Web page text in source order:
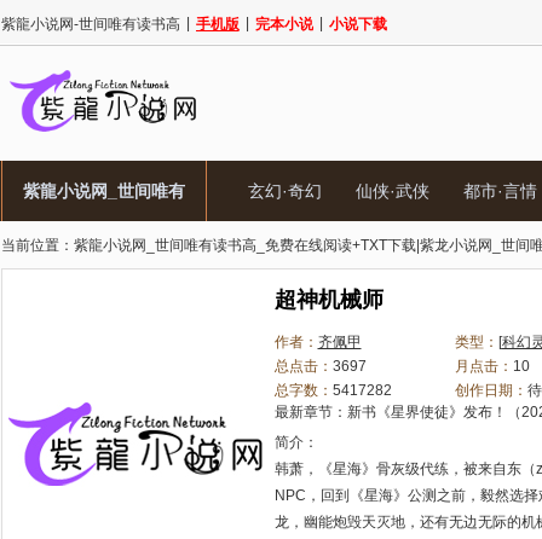
紫龍小说网-世间唯有读书高 手机版 完本小说 小说下载
紫龍小说网_世间唯有
读书高_免费在线阅读
费在线阅读+TXT下载
玄幻·奇幻 仙侠·武侠 都市·言情
当前位置： 紫龍小说网_世间唯有读书高_免费在线阅读+TXT下载|紫龙小说网_世间
超神机械师
作者： 齐佩甲 类型： [科幻
总点击： 3697 月点击： 10
总字数： 5417282 创作日期：
最新章节： 新书《星界使徒》发布！
（
简介：
韩萧，《星海》骨灰级代练，被来自东
NPC，回到《星海》公测之前，毅然选
龙，幽能炮毁天灭地，还有无边无际的